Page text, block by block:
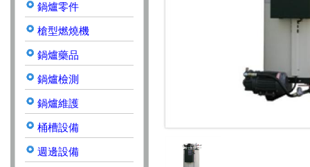
鍋爐零件
槍型燃燒機
鍋爐藥品
鍋爐檢測
鍋爐維護
桶槽設備
週邊設備